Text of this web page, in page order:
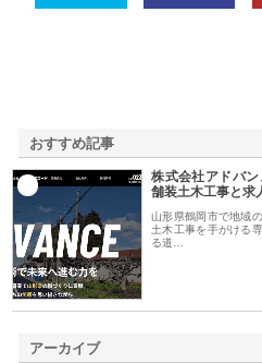
おすすめ記事
株式会社アドバ
舗装土木工事と求
山形県鶴岡市で地域
土木工事を手がける
る道…
アーカイブ